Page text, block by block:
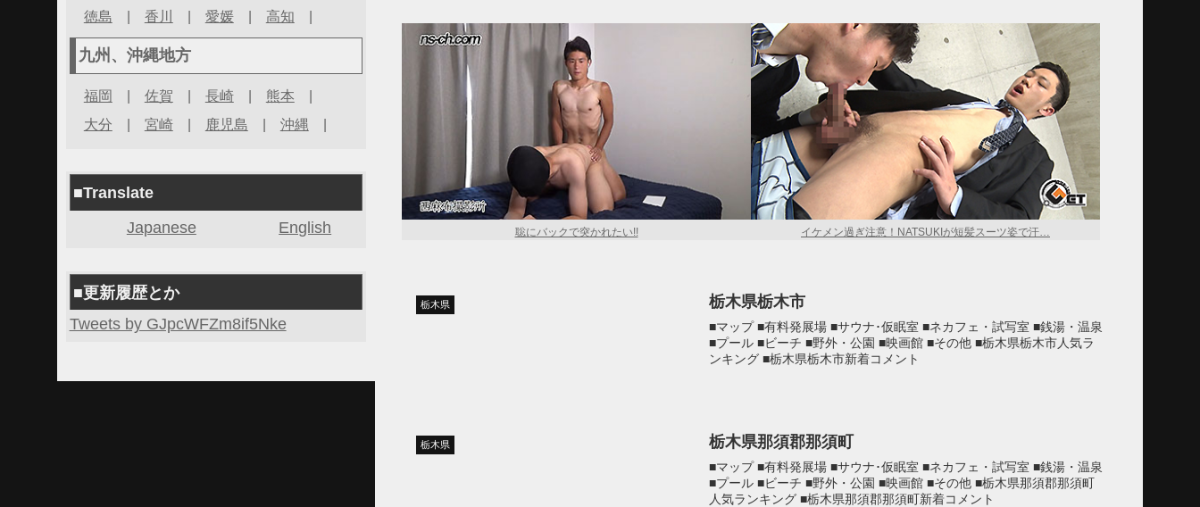
聡にバックで突かれたい!! イケメン過ぎ注意！NATSUKIが短髪スーツ姿で汗…
栃木県 栃木県栃木市
■マップ ■有料発展場 ■サウナ･仮眠室 ■ネカフェ・試写室 ■銭湯・温泉
■プール ■ビーチ ■野外・公園 ■映画館 ■その他 ■栃木県栃木市人気ラ
ンキング ■栃木県栃木市新着コメント
栃木県 栃木県那須郡那須町
■マップ ■有料発展場 ■サウナ･仮眠室 ■ネカフェ・試写室 ■銭湯・温泉
■プール ■ビーチ ■野外・公園 ■映画館 ■その他 ■栃木県那須郡那須町
人気ランキング ■栃木県那須郡那須町新着コメント
徳島 | 香川 | 愛媛| 高知 |
九州、沖縄地方
福岡 | 佐賀 | 長崎| 熊本 |
大分 | 宮崎| 鹿児島 | 沖縄 |
■Translate
Japanese
English
■更新履歴とか
Tweets by GJpcWFZm8if5Nke